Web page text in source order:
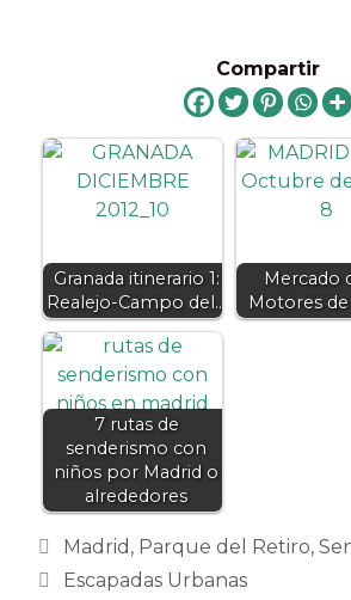
Compartir
Granada itinerario 1:
Realejo-Campo del…
Mercado
Motores
7 rutas de
senderismo con
niños por Madrid o
alrededores
Categorías
Madrid , Parque del Retiro,
Etiquetas
Escapadas Urbanas